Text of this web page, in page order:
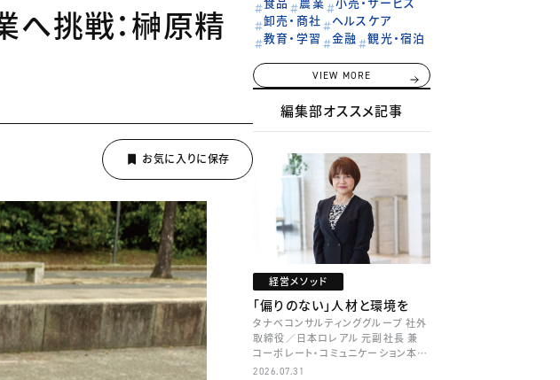
へ挑戦：榊原精
卸売・商社
ヘルスケア
教育・学習
金融 観光・宿泊
VIEW MORE
編集部オススメ記事
経営メソッド
「偏りのない」人材と環境を
タナベコンサルティンググループ 社外
取締役／日本ロレアル 元副社長 兼
コーポレート・コミュニケーション本部
本部長／キャリアコンサルタント 井村
2026.07.31